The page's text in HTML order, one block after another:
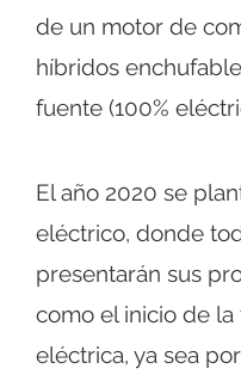
de un motor de
híbridos
fuente (100%
El año 2020 se
eléctrico, donde
presentarán sus
como el inicio de la
eléctrica, ya sea